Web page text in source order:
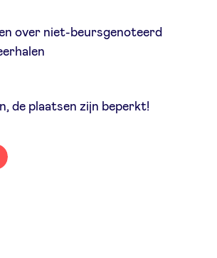
- Investment group
over niet-beursgenoteerd
de plaatsen zijn beperkt!